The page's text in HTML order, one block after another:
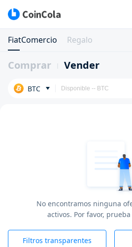
FiatComercio Regalo
Comprar Vender
BTC
No encontramos ninguna
activos. Por favor,
Filtros transparentes